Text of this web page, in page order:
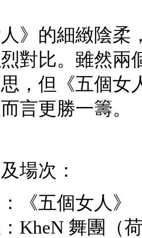
人》的細緻陰
對比。雖然兩
，但《五個女
言更勝一籌。
場次：
《五個女人》
KheN 舞團（